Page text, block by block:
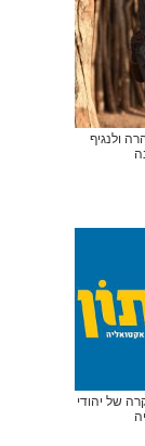
ולנגיף
של יהודי